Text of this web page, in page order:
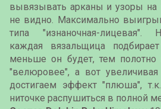
вывязывать арканы и узоры
не видно. Максимально
типа "изнаночная-лицевая".
каждая вязальщица
меньше он будет, тем полотно
"велюровее", а вот
достигаем эффект "плюша",
ниточке распушиться в полной